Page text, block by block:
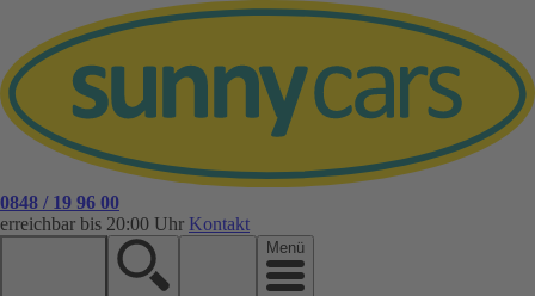
0848 / 19 96 00
erreichbar bis 20:00 Uhr Kontakt
Menü